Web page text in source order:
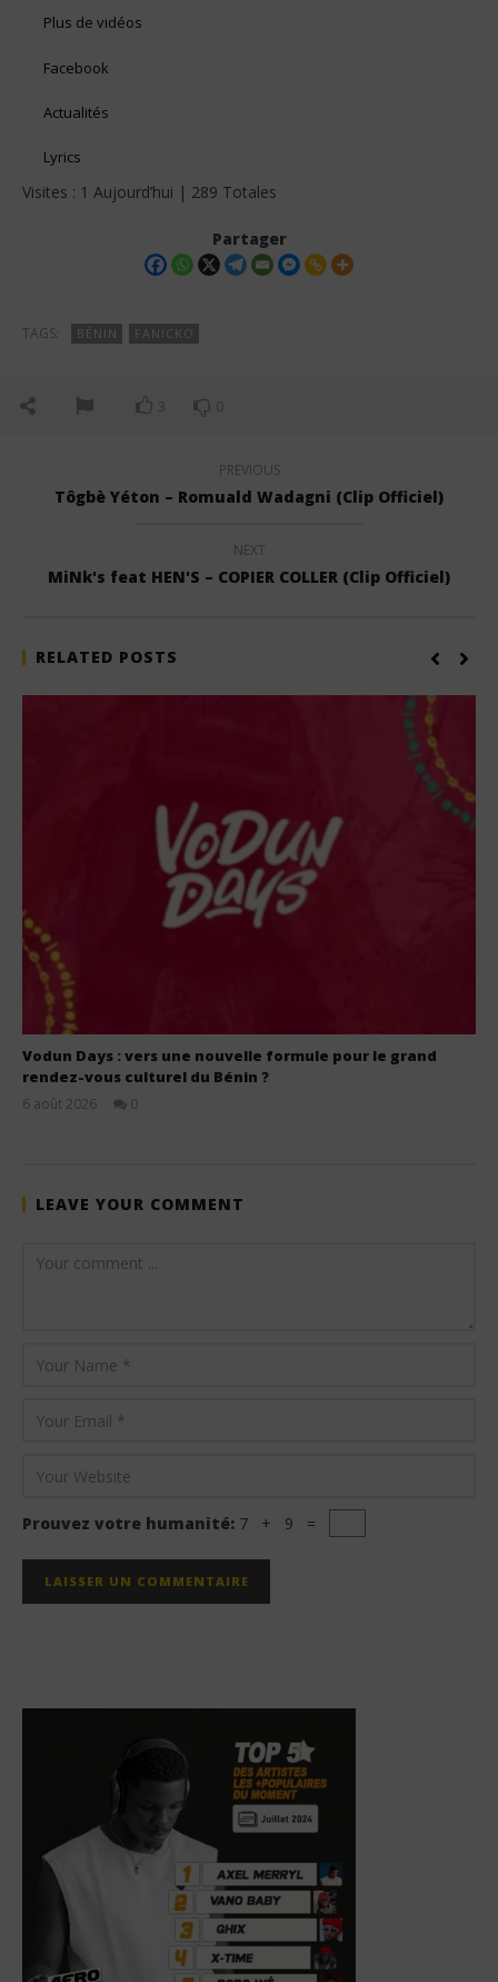
Plus de vidéos
Facebook
Actualités
Lyrics
Visites : 1 Aujourd’hui | 289 Totales
Partager
TAGS: BÉNIN FANICKO
3 0
PREVIOUS
Tôgbè Yéton – Romuald Wadagni (Clip Officiel)
NEXT
MiNk's feat HEN'S – COPIER COLLER (Clip Officiel)
RELATED POSTS
Vodun Days : vers une nouvelle formule pour le grand
rendez-vous culturel du Bénin ?
6 août 2026
0
LEAVE YOUR COMMENT
Prouvez votre humanité: 7 + 9 =